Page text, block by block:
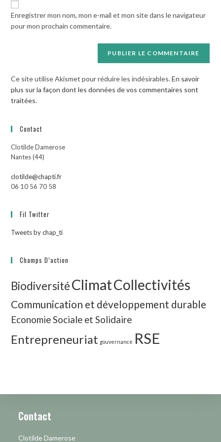
votre
site
(facultatif)
Enregistrer mon nom, mon e-mail et mon site dans le navigateur
pour mon prochain commentaire.
Ce site utilise Akismet pour réduire les indésirables.En savoir
plus sur la façon dont les données de vos commentaires sont
traitées.
Contact
Clotilde Damerose
Nantes (44)
clotilde@chapti.fr
06 10 56 70 58
Fil Twitter
Tweets by chap_ti
Champs D’action
BiodiversitéClimatCollectivités
Communication et développement durable
Economie Sociale et Solidaire
Entrepreneuriat gouvernance RSE
Contact
Clotilde Damerose